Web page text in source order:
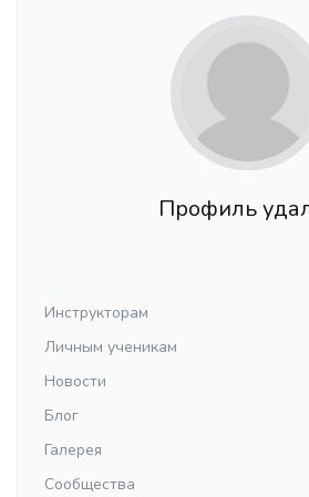
Профиль
Инструкторам
Личным ученикам
Новости
Блог
Галерея
Сообщества